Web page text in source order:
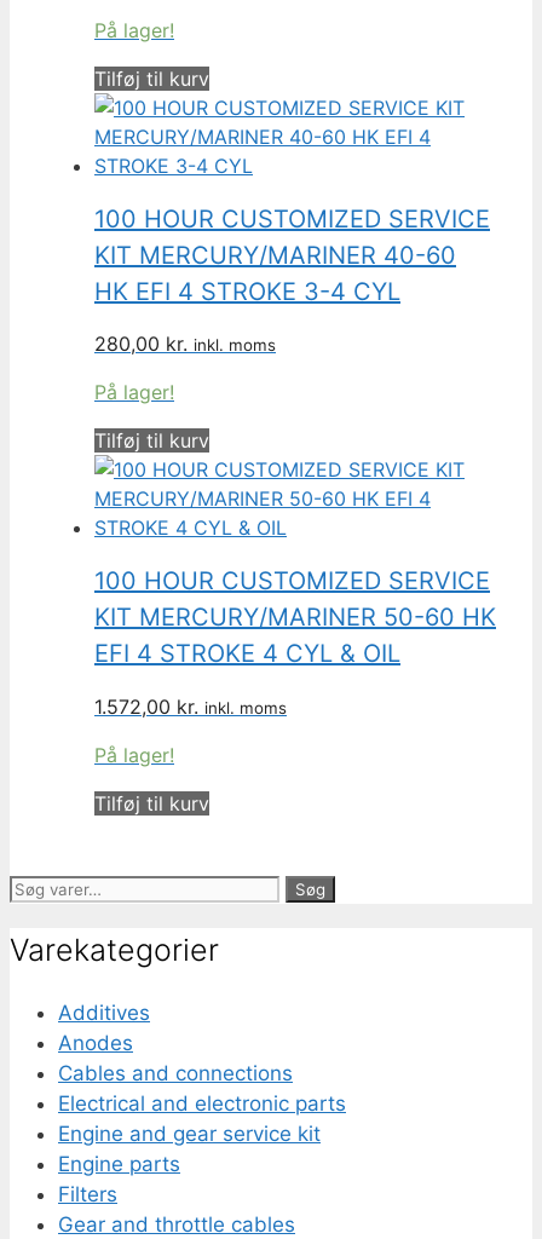
På lager!
Tilføj til kurv
100 HOUR CUSTOMIZED SERVICE
KIT MERCURY/MARINER 40-60
HK EFI 4 STROKE 3-4 CYL
280,00 kr. inkl. moms
På lager!
Tilføj til kurv
100 HOUR CUSTOMIZED SERVICE
KIT MERCURY/MARINER 50-60 HK
EFI 4 STROKE 4 CYL & OIL
1.572,00 kr. inkl. moms
På lager!
Tilføj til kurv
Søg
Søg
Varekategorier
Additives
Anodes
Cables and connections
Electrical and electronic parts
Engine and gear service kit
Engine parts
Filters
Gear and throttle cables